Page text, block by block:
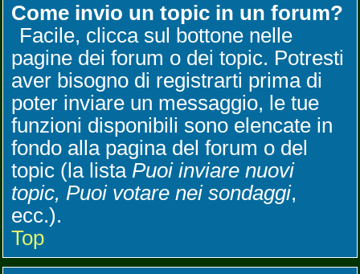
Come invio un topic in un forum?
Facile, clicca sul bottone nelle
pagine dei forum o dei topic. Potresti
aver bisogno di registrarti prima di
poter inviare un messaggio, le tue
funzioni disponibili sono elencate in
fondo alla pagina del forum o del
topic (la lista Puoi inviare nuovi
topic, Puoi votare nei sondaggi,
ecc.).
Top